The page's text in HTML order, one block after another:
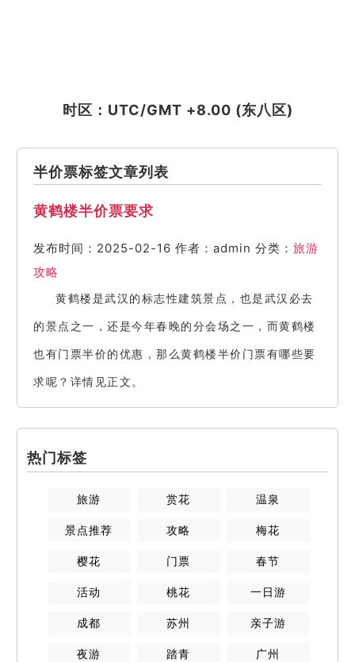
时区：UTC/GMT +8.00 (东八区)
半价票标签文章列表
黄鹤楼半价票要求
发布时间：2025-02-16 作者：admin 分类： 旅游
攻略
黄鹤楼是武汉的标志性建筑景点，也是武汉必去
的景点之一，还是今年春晚的分会场之一，而黄鹤楼
也有门票半价的优惠，那么黄鹤楼半价门票有哪些要
求呢？详情见正文。
热门标签
旅游 赏花 温泉
景点推荐 攻略 梅花
樱花 门票 春节
活动 桃花 一日游
成都 苏州 亲子游
夜游 踏青 广州